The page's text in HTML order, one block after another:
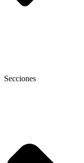
Secciones